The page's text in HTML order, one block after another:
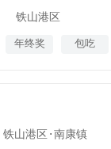
铁山港区
年终奖 包吃
铁山港区·南康镇